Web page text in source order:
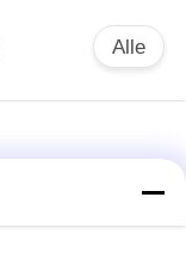
Alle